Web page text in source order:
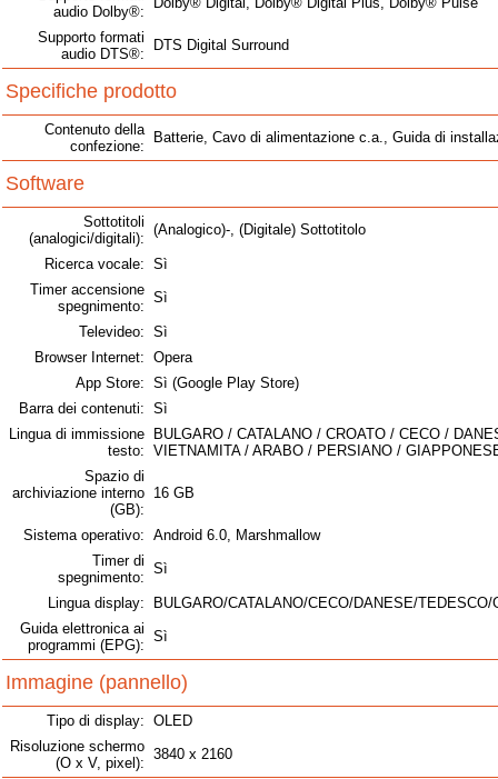
audio Dolby®:
Supporto formati
audio DTS®:
DTS Digital Surround
Specifiche prodotto
Contenuto della
confezione:
Batterie, Cavo di alimentazione c.a., Guida di
Software
Sottotitoli
(analogici/digitali):
(Analogico)-, (Digitale) Sottotitolo
Ricerca vocale: Sì
Timer accensione
spegnimento:
Sì
Televideo: Sì
Browser Internet: Opera
App Store: Sì (Google Play Store)
Barra dei contenuti: Sì
Lingua di immissione
testo:
BULGARO / CATALANO / CROATO / CECO /
VIETNAMITA / ARABO / PERSIANO /
Spazio di
archiviazione interno
(GB):
16 GB
Sistema operativo: Android 6.0, Marshmallow
Timer di
spegnimento:
Sì
Lingua display:
BULGARO/CATALANO/CECO/DANESE/
Guida elettronica ai
programmi (EPG):
Sì
Immagine (pannello)
Tipo di display: OLED
Risoluzione schermo
(O x V, pixel):
3840 x 2160